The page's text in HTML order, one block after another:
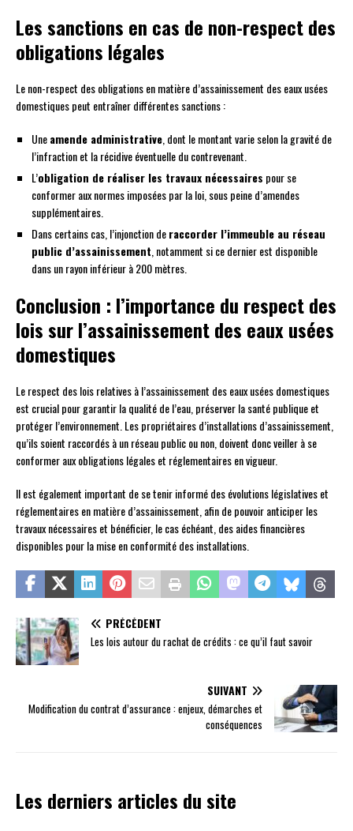
Les sanctions en cas de non-respect des
obligations légales
Le non-respect des obligations en matière d’assainissement des eaux usées
domestiques peut entraîner différentes sanctions :
Uneamende administrative, dont le montant varie selon la gravité de
l’infraction et la récidive éventuelle du contrevenant.
L’obligation de réaliser les travaux nécessaires pour se
conformer aux normes imposées par la loi, sous peine d’amendes
supplémentaires.
Dans certains cas, l’injonction deraccorder l’immeuble au réseau
public d’assainissement, notamment si ce dernier est disponible
dans un rayon inférieur à 200 mètres.
Conclusion : l’importance du respect des
lois sur l’assainissement des eaux usées
domestiques
Le respect des lois relatives à l’assainissement des eaux usées domestiques
est crucial pour garantir la qualité de l’eau, préserver la santé publique et
protéger l’environnement. Les propriétaires d’installations d’assainissement,
qu’ils soient raccordés à un réseau public ou non, doivent donc veiller à se
conformer aux obligations légales et réglementaires en vigueur.
Il est également important de se tenir informé des évolutions législatives et
réglementaires en matière d’assainissement, afin de pouvoir anticiper les
travaux nécessaires et bénéficier, le cas échéant, des aides financières
disponibles pour la mise en conformité des installations.
PRÉCÉDENT
Les lois autour du rachat de crédits : ce qu’il faut savoir
SUIVANT
Modification du contrat d’assurance : enjeux, démarches et
conséquences
Les derniers articles du site